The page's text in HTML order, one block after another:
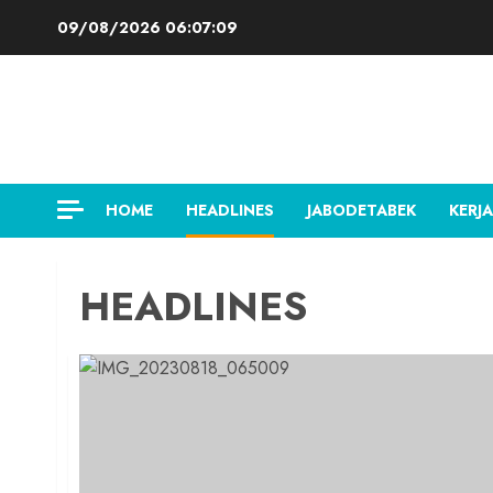
09/08/2026 06:07:09
HOME HEADLINES JABODETABEK KERJA
HEADLINES